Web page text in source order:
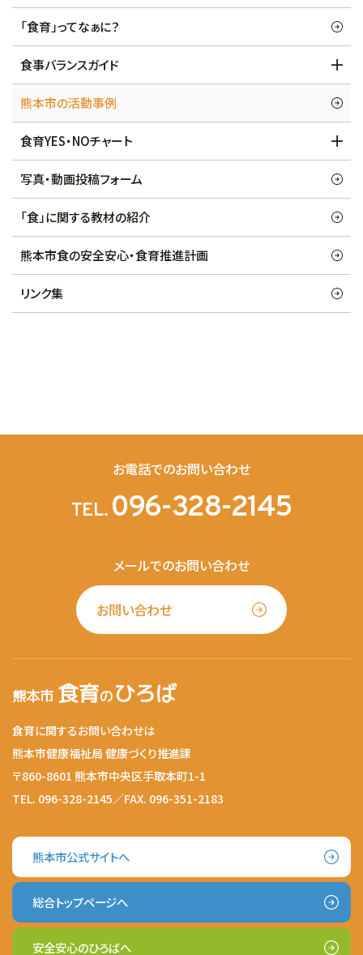
「食育」ってなぁに？
食事バランスガイド
熊本市の活動事例
食育YES・NOチャート
写真・動画投稿フォーム
「食」に関する教材の紹介
熊本市食の安全安心・食育推進計画
リンク集
熊本市 食育のひろば
食育に関するお問い合わせは
熊本市健康福祉局 健康づくり推進課
〒860-8601 熊本市中央区手取本町1-1
TEL. 096-328-2145／FAX. 096-351-2183
お電話でのお問い合わせ
TEL. 096-328-2145
メールでのお問い合わせ
お問い合わせ
熊本市公式サイトへ
総合トップページへ
安全安心のひろばへ